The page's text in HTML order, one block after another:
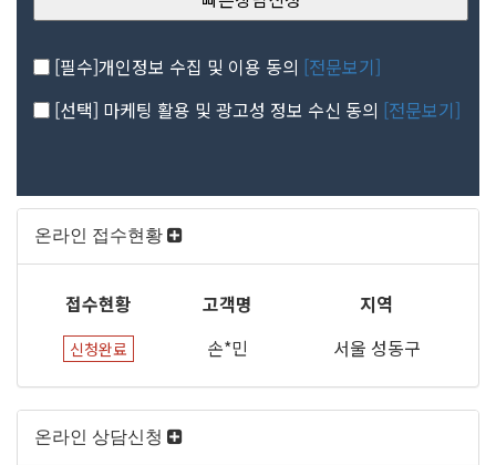
[필수]개인정보 수집 및 이용 동의 [전문보기]
[선택] 마케팅 활용 및 광고성 정보 수신 동의 [전문보기]
온라인 접수현황
접수현황 고객명 지역
신청완료 손*민 서울 성동구
온라인 상담신청